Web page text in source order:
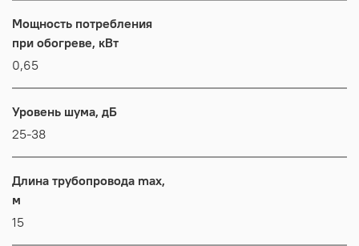
Мощность потребления
при обогреве, кВт
0,65
Уровень шума, дБ
25-38
Длина трубопровода max,
м
15